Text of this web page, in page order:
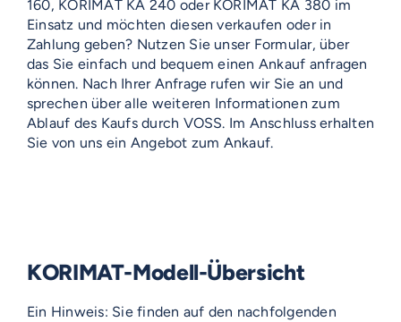
160, KORIMAT KA 240 oder KORIMAT KA 380 im
Einsatz und möchten diesen verkaufen oder in
Zahlung geben? Nutzen Sie unser Formular, über
das Sie einfach und bequem einen Ankauf anfragen
können. Nach Ihrer Anfrage rufen wir Sie an und
sprechen über alle weiteren Informationen zum
Ablauf des Kaufs durch VOSS. Im Anschluss erhalten
Sie von uns ein Angebot zum Ankauf.
KORIMAT-Modell-Übersicht
Ein Hinweis: Sie finden auf den nachfolgenden